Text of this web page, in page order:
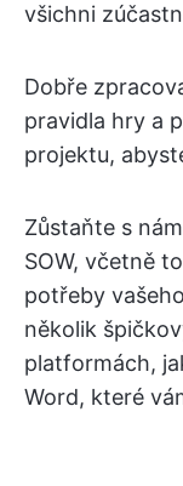
všichni
Dobře
pravidla hry a
projektu,
Zůstaňte s
SOW, včetně
potřeby
několik
platformách,
Word, které